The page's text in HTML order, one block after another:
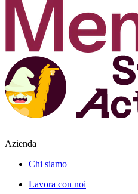
Azienda
Chi siamo
Lavora con noi